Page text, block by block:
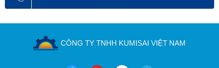
CÔNG TY TNHH KUMISAI VIỆT NAM